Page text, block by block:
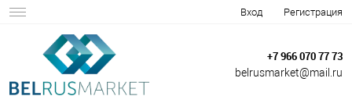
Вход Регистрация
+7 966 070 77 73
belrusmarket@mail.ru